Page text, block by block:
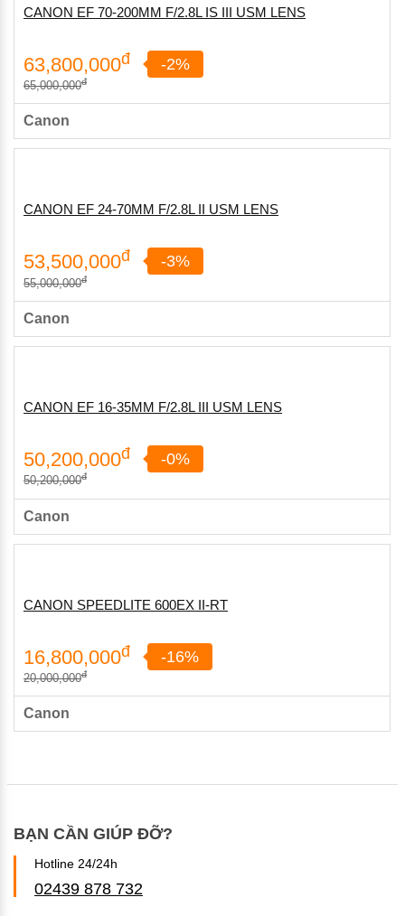
CANON EF 70-200MM F/2.8L IS III USM LENS
63,800,000đ
65,000,000đ
-2%
Canon
CANON EF 24-70MM F/2.8L II USM LENS
53,500,000đ
55,000,000đ
-3%
Canon
CANON EF 16-35MM F/2.8L III USM LENS
50,200,000đ
50,200,000đ
-0%
Canon
CANON SPEEDLITE 600EX II-RT
16,800,000đ
20,000,000đ
-16%
Canon
BẠN CẦN GIÚP ĐỠ?
Hotline 24/24h
02439 878 732